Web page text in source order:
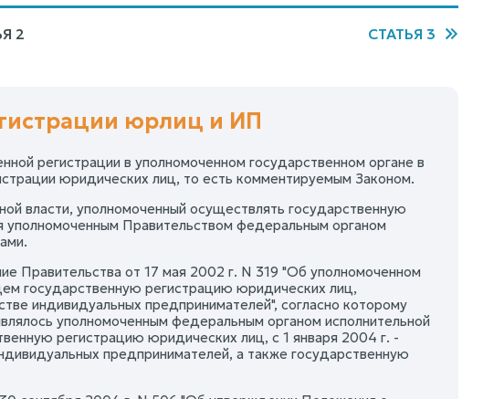
2 СТАТЬЯ 3
юрлиц и ИП
регистрации в уполномоченном государственном органе в
юридических лиц, то есть комментируемым Законом.
власти, уполномоченный осуществлять государственную
уполномоченным Правительством федеральным органом
Правительства от 17 мая 2002 г. N 319 "Об уполномоченном
государственную регистрацию юридических лиц,
индивидуальных предпринимателей", согласно которому
уполномоченным федеральным органом исполнительной
регистрацию юридических лиц, с 1 января 2004 г. -
предпринимателей, а также государственную